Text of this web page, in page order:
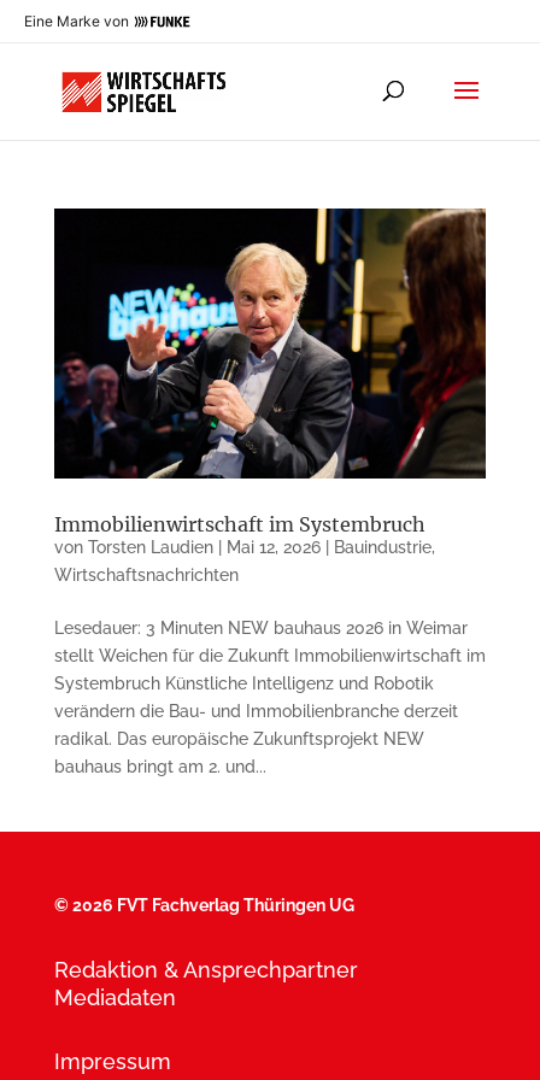
Eine Marke von
Immobilienwirtschaft im Systembruch
von Torsten Laudien| Mai 12, 2026| Bauindustrie,
Wirtschaftsnachrichten
Lesedauer: 3 Minuten NEW bauhaus 2026 in Weimar
stellt Weichen für die Zukunft Immobilienwirtschaft im
Systembruch Künstliche Intelligenz und Robotik
verändern die Bau- und Immobilienbranche derzeit
radikal. Das europäische Zukunftsprojekt NEW
bauhaus bringt am 2. und...
©2026 FVT Fachverlag Thüringen UG
Redaktion & Ansprechpartner
Mediadaten
Impressum